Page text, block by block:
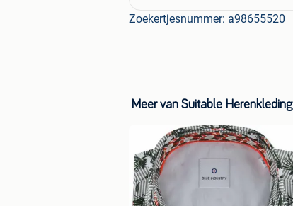
Zoekertjesnummer: a98655520
Meer van Suitable Herenkleding